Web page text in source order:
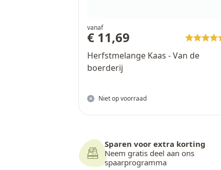
vanaf
€ 11,69
Herfstmelange Kaas - Van de
boerderij
Niet op voorraad
Sparen voor extra korting
Neem gratis deel aan ons
spaarprogramma